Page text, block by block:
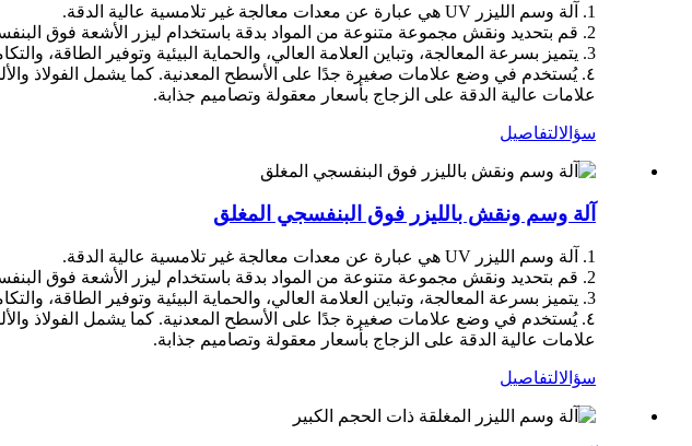
1. آلة وسم الليزر UV هي عبارة عن معدات معالجة غير تلامسية عالية الدقة.
2. قم بتحديد ونقش مجموعة متنوعة من المواد بدقة باستخدام ليزر الأشعة فوق البنفسجية.
3. يتميز بسرعة المعالجة، وتباين العلامة العالي، والحماية البيئية وتوفير الطاقة، والتكامل السهل.
٤. يُستخدم في وضع علامات صغيرة جدًا على الأسطح المعدنية. كما يشمل الفولاذ
علامات عالية الدقة على الزجاج بأسعار معقولة وتصاميم جذابة.
سؤالالتفاصيل
آلة وسم ونقش بالليزر فوق البنفسجي المغلق
1. آلة وسم الليزر UV هي عبارة عن معدات معالجة غير تلامسية عالية الدقة.
2. قم بتحديد ونقش مجموعة متنوعة من المواد بدقة باستخدام ليزر الأشعة فوق البنفسجية.
3. يتميز بسرعة المعالجة، وتباين العلامة العالي، والحماية البيئية وتوفير الطاقة، والتكامل السهل.
٤. يُستخدم في وضع علامات صغيرة جدًا على الأسطح المعدنية. كما يشمل الفولاذ
علامات عالية الدقة على الزجاج بأسعار معقولة وتصاميم جذابة.
سؤالالتفاصيل